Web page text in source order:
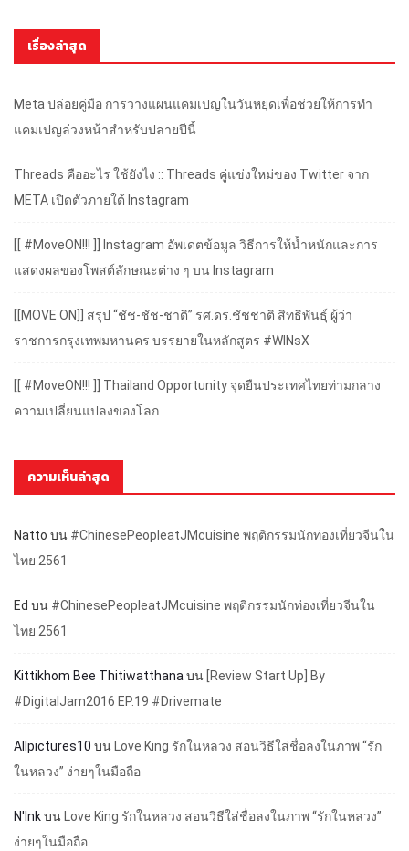
เรื่องล่าสุด
Meta ปล่อยคู่มือ การวางแผนแคมเปญในวันหยุดเพื่อช่วยให้การทำ
แคมเปญล่วงหน้าสำหรับปลายปีนี้
Threads คืออะไร ใช้ยังไง :: Threads คู่แข่งใหม่ของ Twitter จาก
META เปิดตัวภายใต้ Instagram
[[ #MoveON!!! ]] Instagram อัพเดตข้อมูล วิธีการให้น้ำหนักและการ
แสดงผลของโพสต์ลักษณะต่าง ๆ บน Instagram
[[MOVE ON]] สรุป “ชัช-ชัช-ชาติ” รศ.ดร.ชัชชาติ สิทธิพันธุ์ ผู้ว่า
ราชการกรุงเทพมหานคร บรรยายในหลักสูตร #WINsX
[[ #MoveON!!! ]] Thailand Opportunity จุดยืนประเทศไทยท่ามกลาง
ความเปลี่ยนแปลงของโลก
ความเห็นล่าสุด
Natto บน #ChinesePeopleatJMcuisine พฤติกรรมนักท่องเที่ยวจีนใน
ไทย 2561
Ed บน #ChinesePeopleatJMcuisine พฤติกรรมนักท่องเที่ยวจีนใน
ไทย 2561
Kittikhom Bee Thitiwatthana บน [Review Start Up] By
#DigitalJam2016 EP.19 #Drivemate
Allpictures10 บน
Love King รักในหลวง สอนวิธีใส่ชื่อลงในภาพ “รัก
ในหลวง” ง่ายๆในมือถือ
N'Inkบน
Love King รักในหลวง สอนวิธีใส่ชื่อลงในภาพ “รักในหลวง”
ง่ายๆในมือถือ